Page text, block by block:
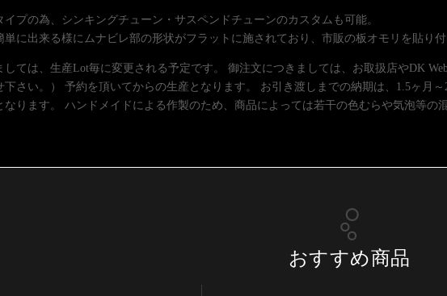
イプの為、シンキングチューン・サスペンドチューンのカスタムも可能。
単に出来る様にムナビレ部の形状がフラットに施されており、市販の板オモリを貼り付
ては、生産Lot毎に変更される予定です。 御注文につきましては、お取扱店やDK
下さい。） 予約を頂いてからの生産となります。 お引き渡しまでの納期は、1.5ヶ月
なります。 ハンドメイドによる作製のため、商品によっては若干の色むらや気泡等の
おすすめ商品